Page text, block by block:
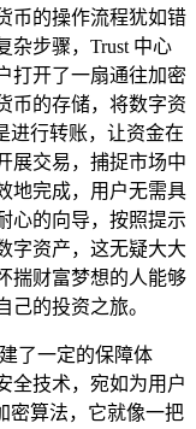
币的操作流程犹如错
杂步骤，Trust 中心
打开了一扇通往加密
币的存储，将数字资
进行转账，让资金在
展交易，捕捉市场中
地完成，用户无需具
心的向导，按照提示
字资产，这无疑大大
揣财富梦想的人能够
的投资之旅。
了一定的保障体
全技术，宛如为用户
密算法，它就像一把